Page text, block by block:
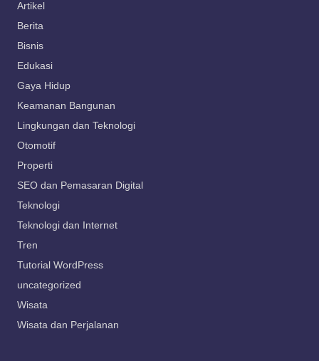
Artikel
Berita
Bisnis
Edukasi
Gaya Hidup
Keamanan Bangunan
Lingkungan dan Teknologi
Otomotif
Properti
SEO dan Pemasaran Digital
Teknologi
Teknologi dan Internet
Tren
Tutorial WordPress
uncategorized
Wisata
Wisata dan Perjalanan